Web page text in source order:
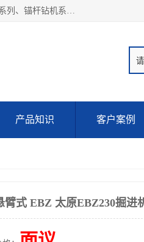
江西鑫通机械制造有限公司主营产品：履带装载机（扒渣机）系列、凿岩台车系列、湿喷台车系列、采矿台车系列、锚杆钻机系列、梭式矿车系列、电机车系列、砼搅拌运输车系列及后配套系列。公司在不断提升自身技术研发能力的同时引进德国、瑞典等国外先进技术和工艺，广泛征询用户意见，扬长避短，日趋完善和成熟，赢得了广大用户的青睐。
产品知识 客户案例
臂式 EBZ 太原EBZ230掘进